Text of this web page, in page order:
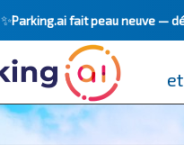
✨Parking.ai fait peau neuve —